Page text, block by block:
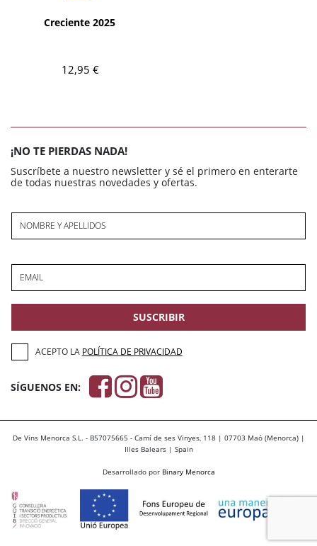
Creciente 2025
12,95 €
¡NO TE PIERDAS NADA!
Suscríbete a nuestro newsletter y sé el primero en enterarte
de todas nuestras novedades y ofertas.
NOMBRE Y APELLIDOS
EMAIL
SUSCRIBIR
ACEPTO LA POLÍTICA DE PRIVACIDAD
SÍGUENOS EN:
De Vins Menorca S.L. - B57075665 - Camí de ses Vinyes, 118 | 07703 Maó (Menorca) |
Illes Balears | Spain
Desarrollado por Binary Menorca